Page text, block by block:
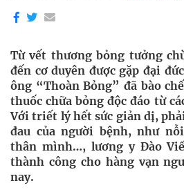
Từ vết thương bỏng tưởng
đến cơ duyên được gặp đại
ông “Thoàn Bỏng” đã bào
thuốc chữa bỏng độc đáo từ
Với triết lý hết sức giản dị,
đau của người bệnh, như
thân mình…, lương y Đào
thành công cho hàng vạn
nay.